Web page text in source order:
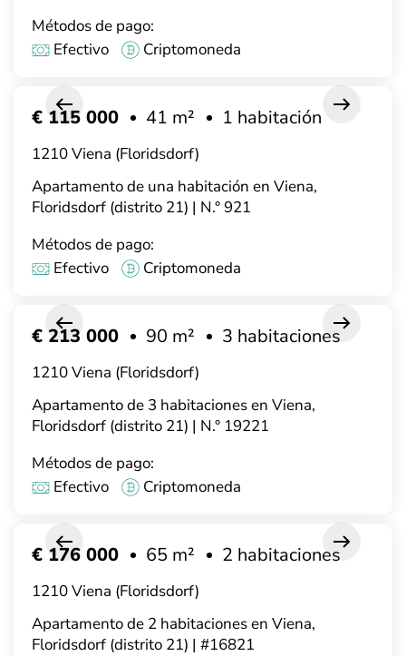
Métodos de pago:
Efectivo
Criptomoneda
Apartamento de una habitación en Viena,
Floridsdorf (distrito 21) | N.° 921
€ 115 000 41 m² 1 habitación
1210 Viena (Floridsdorf)
Métodos de pago:
Efectivo
Criptomoneda
Apartamento de 3 habitaciones en Viena,
Floridsdorf (distrito 21) | N.° 19221
€ 213 000 90 m² 3 habitaciones
1210 Viena (Floridsdorf)
Métodos de pago:
Efectivo
Criptomoneda
Apartamento de 2 habitaciones en Viena,
Floridsdorf (distrito 21) | #16821
€ 176 000 65 m² 2 habitaciones
1210 Viena (Floridsdorf)